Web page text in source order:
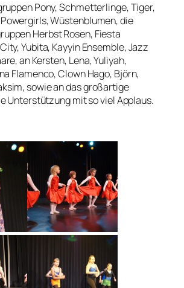
Pony, Schmetterlinge, Tiger,
Wüstenblumen, die
Herbst Rosen, Fiesta
Yubita, Kayyin Ensemble, Jazz
an Kersten, Lena, Yuliyah,
Flamenco, Clown Hago, Björn,
sowie an das großartige
Unterstützung mit so viel Applaus.